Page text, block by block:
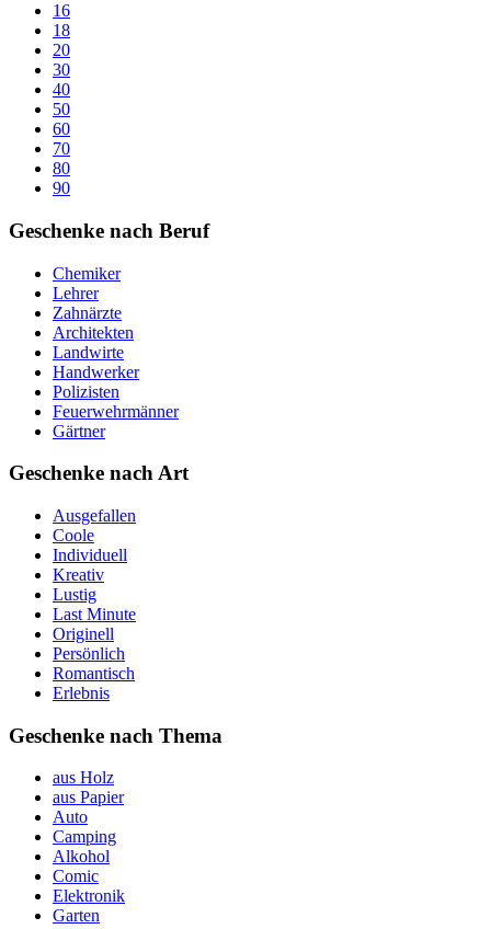
16
18
20
30
40
50
60
70
80
90
Geschenke nach Beruf
Chemiker
Lehrer
Zahnärzte
Architekten
Landwirte
Handwerker
Polizisten
Feuerwehrmänner
Gärtner
Geschenke nach Art
Ausgefallen
Coole
Individuell
Kreativ
Lustig
Last Minute
Originell
Persönlich
Romantisch
Erlebnis
Geschenke nach Thema
aus Holz
aus Papier
Auto
Camping
Alkohol
Comic
Elektronik
Garten